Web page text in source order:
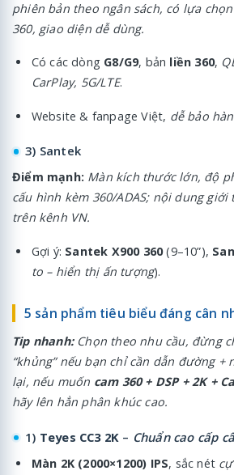
phiên bản theo ngân sách, có lựa
360, giao diện dễ dùng.
Có các dòng G8/G9, bản liền 360,
CarPlay, 5G/LTE.
Website & fanpage Việt, dễ bảo
3) Santek
Điểm mạnh: Màn kích thước lớn, độ
cấu hình kèm 360/ADAS; nội dung giới
trên kênh VN.
Gợi ý: Santek X900 360(9–10”),
to – hiển thị ấn tượng).
5 sản phẩm tiêu biểu đáng cân
Tip nhanh: Chọn theo nhu cầu, đừng
“khủng” nếu bạn chỉ cần dẫn đường +
lại, nếu muốn cam 360 + DSP + 2K +
hãy lên hẳn phân khúc cao.
1) Teyes CC3 2K – Chuẩn cao cấp
Màn 2K (2000×1200) IPS, sắc nét